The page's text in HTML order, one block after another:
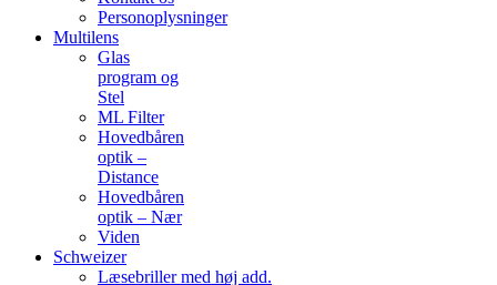
Personoplysninger
Multilens
Glas
program og
Stel
ML Filter
Hovedbåren
optik –
Distance
Hovedbåren
optik – Nær
Viden
Schweizer
Læsebriller med høj add.